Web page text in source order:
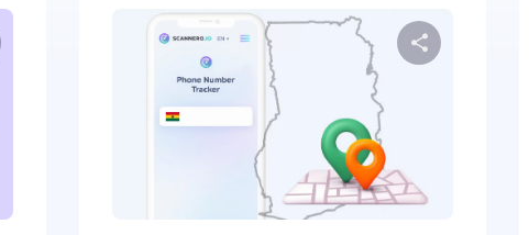
Bu makaleyi paylaşın Bu